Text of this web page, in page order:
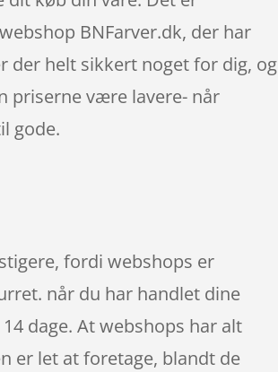
BNFarver.dk, der har
der helt sikkert noget for dig, og
priserne være lavere- når
gode.
fordi webshops er
når du har handlet dine
dage. At webshops har alt
er let at foretage, blandt de